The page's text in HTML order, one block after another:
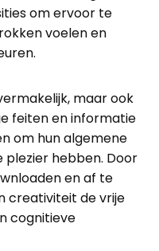
om ervoor te
voelen en
maar ook
feiten en informatie
om hun algemene
plezier hebben. Door
en af te
creativiteit de vrije
cognitieve